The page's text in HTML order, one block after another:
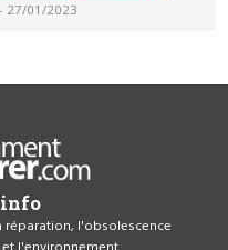
01/2023
réparation, l'obsolescence